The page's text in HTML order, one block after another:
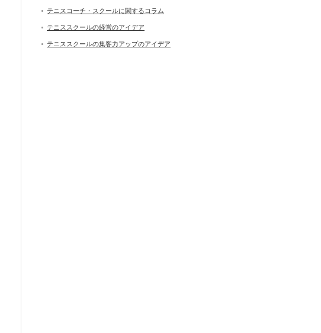
テニスコーチ・スクールに関するコラム
テニススクールの経営のアイデア
テニススクールの集客力アップのアイデア